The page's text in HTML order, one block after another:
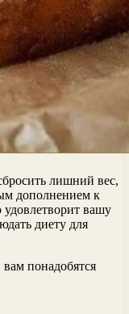
лишний вес,
дополнением к
вашу
диету для
понадобятся